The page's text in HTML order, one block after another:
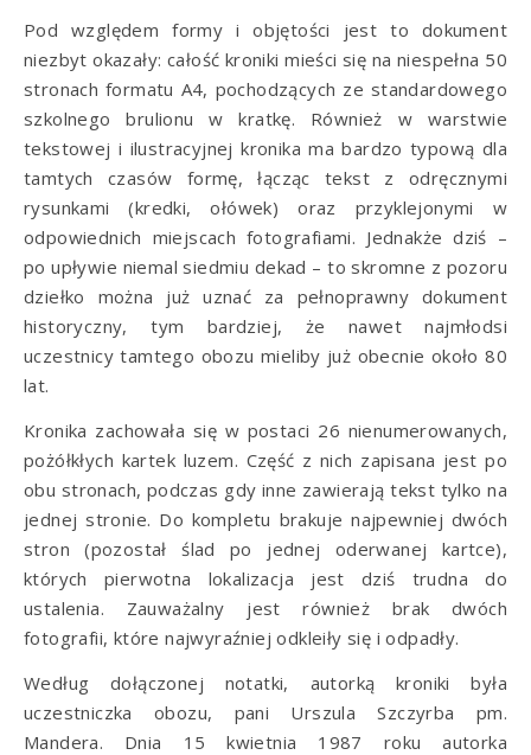
Pod względem formy i objętości jest to dokument
niezbyt okazały: całość kroniki mieści się na niespełna 50
stronach formatu A4, pochodzących ze standardowego
szkolnego brulionu w kratkę. Również w warstwie
tekstowej i ilustracyjnej kronika ma bardzo typową dla
tamtych czasów formę, łącząc tekst z odręcznymi
rysunkami (kredki, ołówek) oraz przyklejonymi w
odpowiednich miejscach fotografiami. Jednakże dziś –
po upływie niemal siedmiu dekad – to skromne z pozoru
dziełko można już uznać za pełnoprawny dokument
historyczny, tym bardziej, że nawet najmłodsi
uczestnicy tamtego obozu mieliby już obecnie około 80
lat.
Kronika zachowała się w postaci 26 nienumerowanych,
pożółkłych kartek luzem. Część z nich zapisana jest po
obu stronach, podczas gdy inne zawierają tekst tylko na
jednej stronie. Do kompletu brakuje najpewniej dwóch
stron (pozostał ślad po jednej oderwanej kartce),
których pierwotna lokalizacja jest dziś trudna do
ustalenia. Zauważalny jest również brak dwóch
fotografii, które najwyraźniej odkleiły się i odpadły.
Według dołączonej notatki, autorką kroniki była
uczestniczka obozu, pani Urszula Szczyrba pm.
Mandera. Dnia 15 kwietnia 1987 roku autorka